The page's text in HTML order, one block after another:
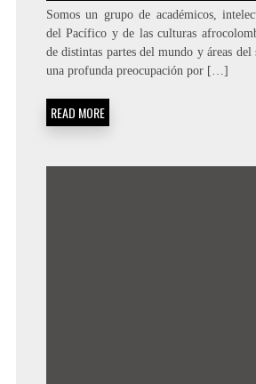
Somos un grupo de académicos,
del Pacífico y de las culturas
de distintas partes del mundo y áreas del
una profunda preocupación por […]
READ MORE